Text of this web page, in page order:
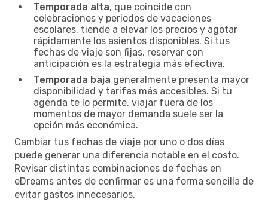
Temporada alta, que coincide con
celebraciones y periodos de vacaciones
escolares, tiende a elevar los precios y agotar
rápidamente los asientos disponibles. Si tus
fechas de viaje son fijas, reservar con
anticipación es la estrategia más efectiva.
Temporada baja generalmente presenta mayor
disponibilidad y tarifas más accesibles. Si tu
agenda te lo permite, viajar fuera de los
momentos de mayor demanda suele ser la
opción más económica.
Cambiar tus fechas de viaje por uno o dos días
puede generar una diferencia notable en el costo.
Revisar distintas combinaciones de fechas en
eDreams antes de confirmar es una forma sencilla de
evitar gastos innecesarios.